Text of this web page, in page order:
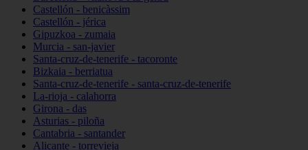
Castellón - benicàssim
Castellón - jérica
Gipuzkoa - zumaia
Murcia - san-javier
Santa-cruz-de-tenerife - tacoronte
Bizkaia - berriatua
Santa-cruz-de-tenerife - santa-cruz-de-tenerife
La-rioja - calahorra
Girona - das
Asturias - piloña
Cantabria - santander
Alicante - torrevieja